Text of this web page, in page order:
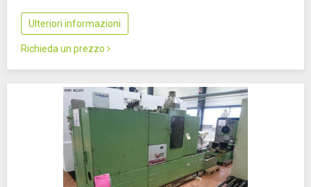
Ulteriori informazioni
Richieda un prezzo